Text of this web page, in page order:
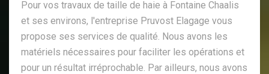
Pour vos travaux de taille de haie à Fontaine Chaalis
et ses environs, l'entreprise Pruvost Elagage vous
propose ses services de qualité. Nous avons les
matériels nécessaires pour faciliter les opérations et
pour un résultat irréprochable. Par ailleurs, nous avons